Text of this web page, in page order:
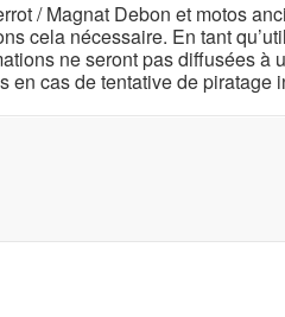
/ Magnat Debon et motos
cela nécessaire. En tant
ne seront pas diffusées à
cas de tentative de piratage